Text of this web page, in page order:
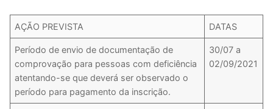
AÇÃO PREVISTA DATAS
Período de envio de documentação de
comprovação para pessoas com deficiência
atentando-se que deverá ser observado o
período para pagamento da inscrição.
30/07 a
02/09/2021